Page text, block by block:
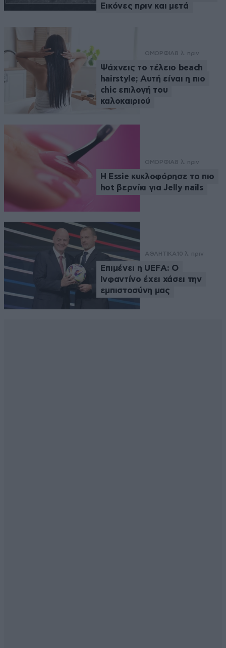
Εικόνες πριν και μετά
ΟΜΟΡΦΙΑ8 λ. πριν
Ψάχνεις το τέλειο beach
hairstyle; Αυτή είναι η πιο
chic επιλογή του
καλοκαιριού
ΟΜΟΡΦΙΑ8 λ. πριν
Η Essie κυκλοφόρησε το πιο
hot βερνίκι για Jelly nails
ΑΘΛΗΤΙΚΑ 10 λ. πριν
Επιμένει η UEFA: Ο
Ινφαντίνο έχει χάσει την
εμπιστοσύνη μας